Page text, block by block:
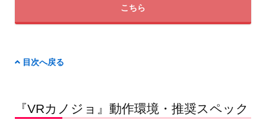
こちら
目次へ戻る
『VRカノジョ』動作環境・推奨スペック